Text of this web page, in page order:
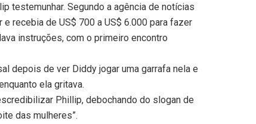
testemunhar. Segundo a agência de notícias
recebia de US$ 700 a US$ 6.000 para fazer
instruções, com o primeiro encontro
depois de ver Diddy jogar uma garrafa nela e
ela gritava.
Phillip, debochando do slogan de
das mulheres”.